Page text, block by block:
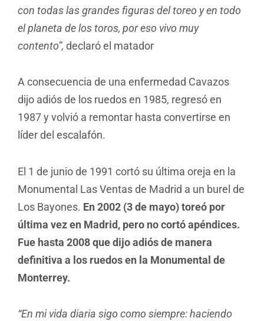
con todas las grandes figuras del toreo y en todo
el planeta de los toros, por eso vivo muy
contento”, declaró el matador
A consecuencia de una enfermedad Cavazos
dijo adiós de los ruedos en 1985, regresó en
1987 y volvió a remontar hasta convertirse en
líder del escalafón.
El 1 de junio de 1991 cortó su última oreja en la
Monumental Las Ventas de Madrid a un burel de
Los Bayones. En 2002 (3 de mayo) toreó por
última vez en Madrid, pero no cortó apéndices.
Fue hasta 2008 que dijo adiós de manera
definitiva a los ruedos en la Monumental de
Monterrey.
“En mi vida diaria sigo como siempre: haciendo